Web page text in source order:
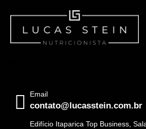
Email
contato@lucasstein.com.br
Edifício Itaparica Top Business,